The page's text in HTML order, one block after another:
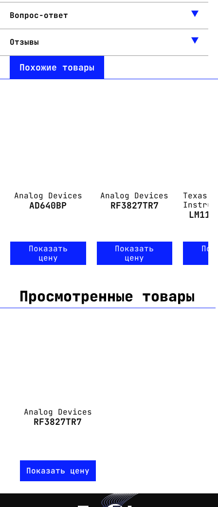
Вопрос-ответ
Отзывы
Похожие товары
Analog Devices
AD640BP
Показать
цену
Analog Devices
RF3827TR7
Показать
цену
Texas
Просмотренные товары
Analog Devices
RF3827TR7
Показать цену